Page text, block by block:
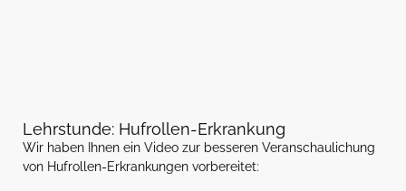
Lehrstunde: Hufrollen-Erkrankung
Wir haben Ihnen ein Video zur besseren Veranschaulichung
von Hufrollen-Erkrankungen vorbereitet: